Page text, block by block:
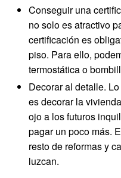
Conseguir una
no solo es atractivo
certificación es
piso. Para ello,
termostática o
Decorar al detalle.
es decorar la
ojo a los futuros
pagar un poco más.
resto de reformas y
luzcan.